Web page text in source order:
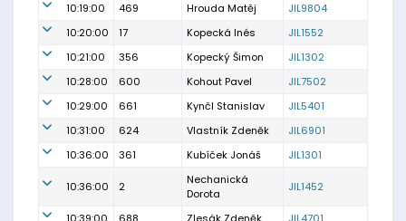
10:19:00
469 Hrouda Matěj
JIL9804
10:20:00
17 Kopecká Inés
JIL1552
10:21:00
356 Kopecký Šimon
JIL1302
10:28:00
600 Kohout Pavel
JIL7502
10:29:00
661 Kynčl Stanislav
JIL5401
10:31:00
624 Vlastník Zdeněk
JIL6901
10:36:00
361 Kubíček Jonáš JIL1301
10:36:00 2
Nechanická
Dorota
JIL1452